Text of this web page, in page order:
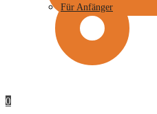
0
Für Anfänger